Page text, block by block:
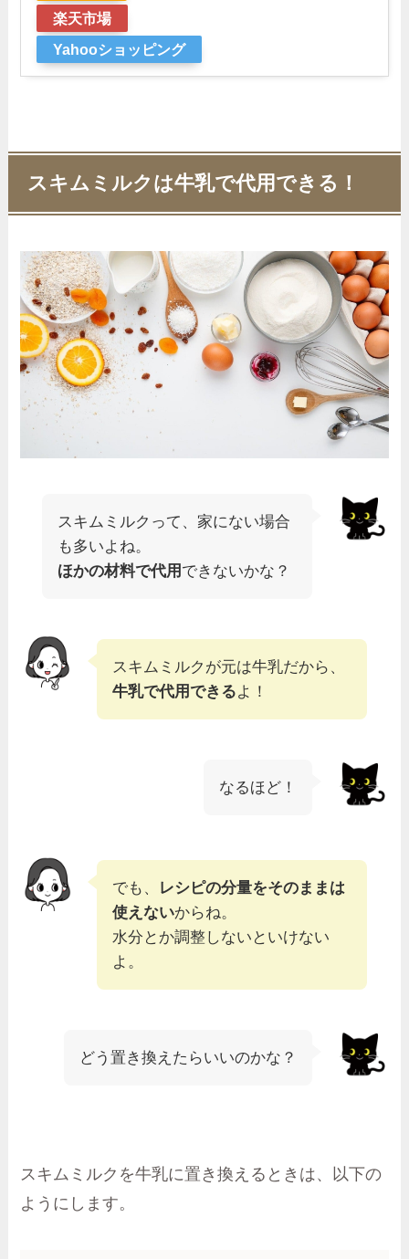
楽天市場
Yahooショッピング
スキムミルクは牛乳で代用できる！
スキムミルクって、家にない場合
も多いよね。
ほかの材料で代用 できないかな？
スキムミルクが元は牛乳だから、
牛乳で代用できるよ！
なるほど！
でも、 レシピの分量をそのままは
使えないからね。
水分とか調整しないといけない
よ。
どう置き換えたらいいのかな？
スキムミルクを牛乳に置き換えるときは、以下の
ようにします。